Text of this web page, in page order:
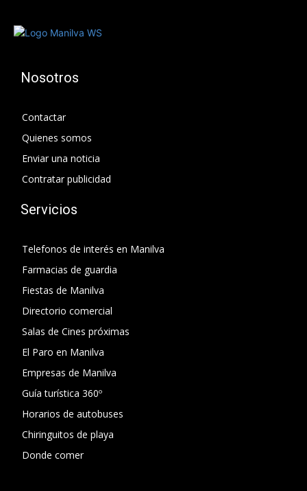
Nosotros
Contactar
Quienes somos
Enviar una noticia
Contratar publicidad
Servicios
Telefonos de interés en Manilva
Farmacias de guardia
Fiestas de Manilva
Directorio comercial
Salas de Cines próximas
El Paro en Manilva
Empresas de Manilva
Guía turística 360º
Horarios de autobuses
Chiringuitos de playa
Donde comer